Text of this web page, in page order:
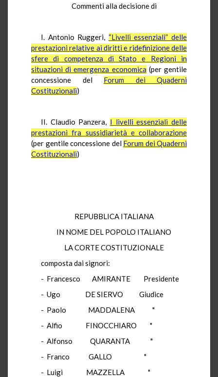
Commenti alla decisione di
I. Antonio Ruggeri, “Livelli essenziali” delle
prestazioni relative ai diritti e ridefinizione delle
sfere di competenza di Stato e Regioni in
situazioni di emergenza economica (per gentile
concessione del Forum dei Quaderni
Costituzionali)
II. Claudio Panzera, I livelli essenziali delle
prestazioni fra sussidiarietà e collaborazione
(per gentile concessione del Forum dei Quaderni
Costituzionali)
REPUBBLICA ITALIANA
IN NOME DEL POPOLO ITALIANO
LA CORTE COSTITUZIONALE
composta dai signori:
- Francesco AMIRANTE Presidente
- Ugo DE SIERVO Giudice
- Paolo MADDALENA "
- Alfio FINOCCHIARO "
- Alfonso QUARANTA "
- Franco GALLO "
- Luigi MAZZELLA "